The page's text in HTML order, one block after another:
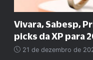
Vivara, Sabesp,
picks da XP para
21 de dezembro de